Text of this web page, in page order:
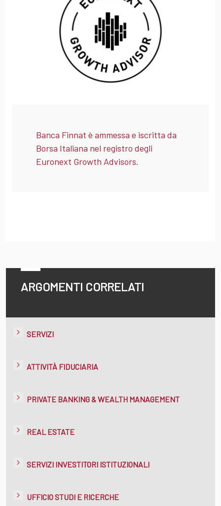
Banca Finnat è ammessa e iscritta da
Borsa Italiana nel registro degli
Euronext Growth Advisors.
ARGOMENTI CORRELATI
SERVIZI
ATTIVITÀ FIDUCIARIA
PRIVATE BANKING & WEALTH MANAGEMENT
REAL ESTATE
SERVIZI INVESTITORI ISTITUZIONALI
UFFICIO STUDI E RICERCHE